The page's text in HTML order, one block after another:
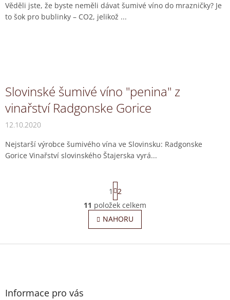
Věděli jste, že byste neměli dávat šumivé víno do mrazničky? Je
to šok pro bublinky – CO2, jelikož ...
Slovinské šumivé víno "penina" z
vinařství Radgonske Gorice
12.10.2020
Nejstarší výrobce šumivého vína ve Slovinsku: Radgonske
Gorice Vinařství slovinského Štajerska vyrá...
O
v
l
d
S
t
r
á
n
k
v
1
2
11 položek celkem
NAHORU
Z
Informace pro vás